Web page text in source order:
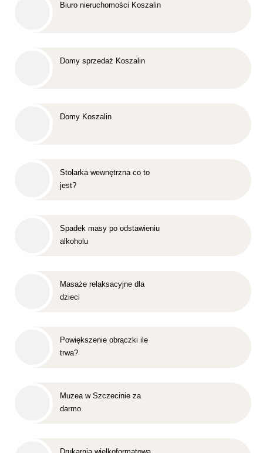
Biuro nieruchomości Koszalin
Domy sprzedaż Koszalin
Domy Koszalin
Stolarka wewnętrzna co to
jest?
Spadek masy po odstawieniu
alkoholu
Masaże relaksacyjne dla
dzieci
Powiększenie obrączki ile
trwa?
Muzea w Szczecinie za
darmo